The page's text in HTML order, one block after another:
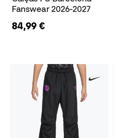
Fanswear 2026-2027
84,99 €